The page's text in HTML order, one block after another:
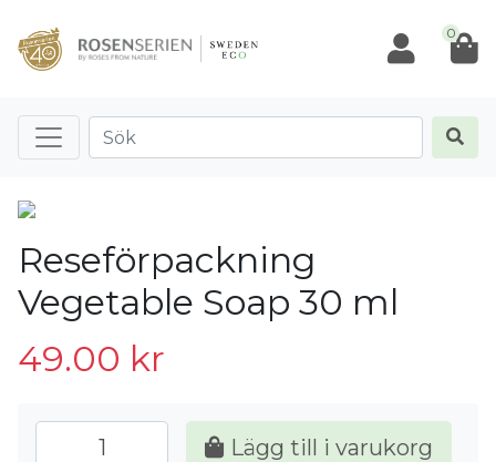
0
Reseförpackning
Vegetable Soap 30 ml
49.00 kr
Lägg till i varukorg